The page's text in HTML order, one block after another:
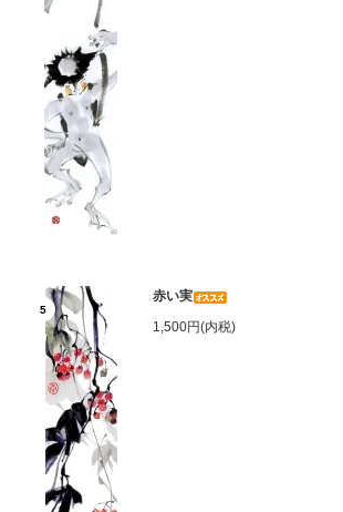
5
赤い実
1,500円(内税)